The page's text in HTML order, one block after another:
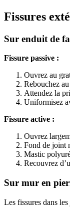
Fissures
Sur enduit de
Fissure passive :
Ouvrez au
Rebouchez
Attendez la
Uniformisez
Fissure active :
Ouvrez
Fond de joint
Mastic
Recouvrez
Sur mur en
Les fissures dans